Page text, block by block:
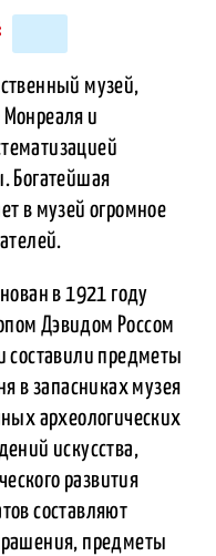
музей,
и
Богатейшая
в музей огромное
в 1921 году
Дэвидом Россом
составили предметы
в запасниках музея
археологических
искусства,
развития
составляют
предметы